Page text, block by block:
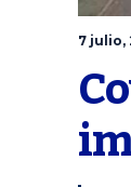
7 julio,